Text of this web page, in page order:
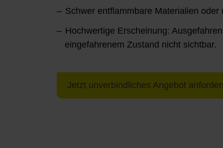
Schwer entflammbare Materialien
Hochwertige Erscheinung:
eingefahrenem Zustand nicht sichtbar.
Jetzt unverbindliches Angebot